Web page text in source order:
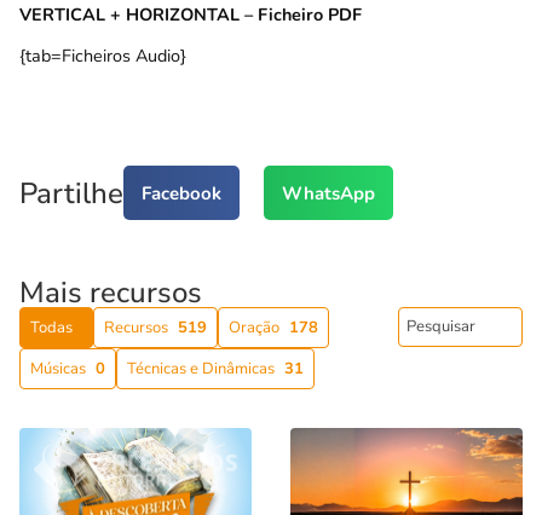
VERTICAL + HORIZONTAL – Ficheiro PDF
{tab=Ficheiros Audio}
Partilhe Facebook WhatsApp
Mais recursos
Todas Recursos 519 Oração 178
Músicas 0 Técnicas e Dinâmicas 31